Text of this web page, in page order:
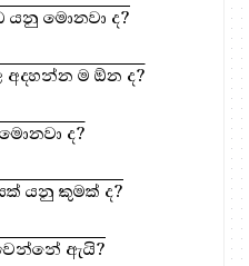
යනු මොනවා ද?
අදහන්න ම ඕන ද?
ද?
යනු කුමක් ද?
ඇයි?